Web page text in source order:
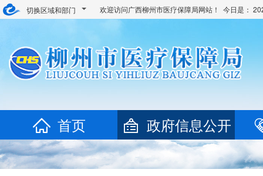
切换区域和部门 欢迎访问广西柳州市医疗保障局网站！ 今日是：
首页 政府信息公开